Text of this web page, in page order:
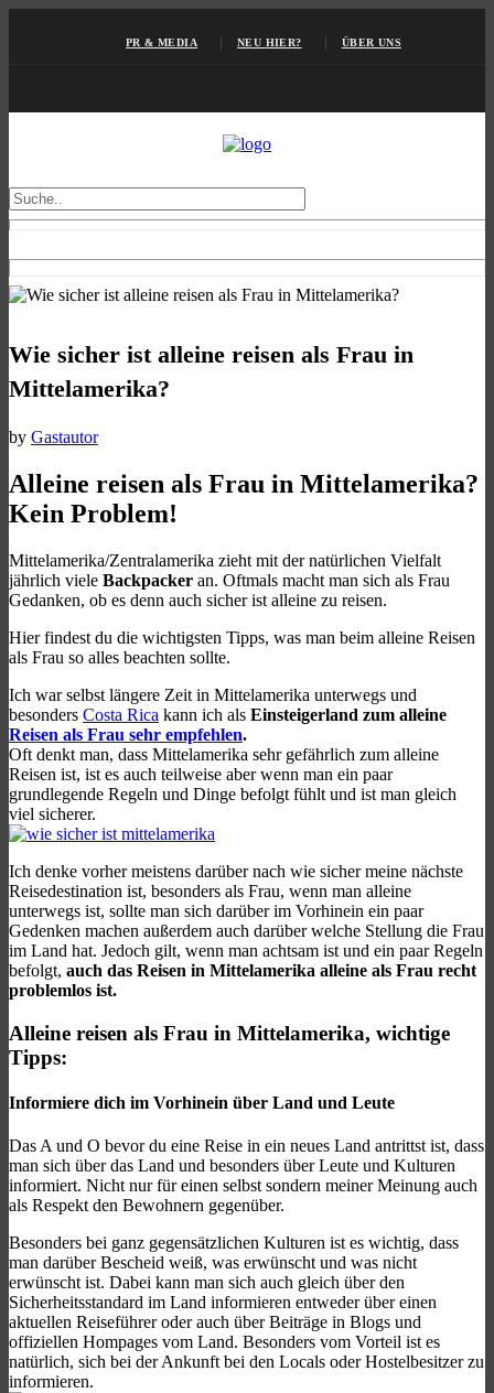
PR & MEDIA NEU HIER? ÜBER UNS
Wie sicher ist alleine reisen als Frau in
Mittelamerika?
by Gastautor
Alleine reisen als Frau in Mittelamerika?
Kein Problem!
Mittelamerika/Zentralamerika zieht mit der natürlichen Vielfalt
jährlich viele Backpacker an. Oftmals macht man sich als Frau
Gedanken, ob es denn auch sicher ist alleine zu reisen.
Hier findest du die wichtigsten Tipps, was man beim alleine Reisen
als Frau so alles beachten sollte.
Ich war selbst längere Zeit in Mittelamerika unterwegs und
besonders Costa Rica kann ich als Einsteigerland zum alleine
Reisen als Frau sehr empfehlen.
Oft denkt man, dass Mittelamerika sehr gefährlich zum alleine
Reisen ist, ist es auch teilweise aber wenn man ein paar
grundlegende Regeln und Dinge befolgt fühlt und ist man gleich
viel sicherer.
Ich denke vorher meistens darüber nach wie sicher meine nächste
Reisedestination ist, besonders als Frau, wenn man alleine
unterwegs ist, sollte man sich darüber im Vorhinein ein paar
Gedenken machen außerdem auch darüber welche Stellung die Frau
im Land hat. Jedoch gilt, wenn man achtsam ist und ein paar Regeln
befolgt, auch das Reisen in Mittelamerika alleine als Frau recht
problemlos ist.
Alleine reisen als Frau in Mittelamerika, wichtige
Tipps:
Informiere dich im Vorhinein über Land und Leute
Das A und O bevor du eine Reise in ein neues Land antrittst ist, dass
man sich über das Land und besonders über Leute und Kulturen
informiert. Nicht nur für einen selbst sondern meiner Meinung auch
als Respekt den Bewohnern gegenüber.
Besonders bei ganz gegensätzlichen Kulturen ist es wichtig, dass
man darüber Bescheid weiß, was erwünscht und was nicht
erwünscht ist. Dabei kann man sich auch gleich über den
Sicherheitsstandard im Land informieren entweder über einen
aktuellen Reiseführer oder auch über Beiträge in Blogs und
offiziellen Hompages vom Land. Besonders vom Vorteil ist es
natürlich, sich bei der Ankunft bei den Locals oder Hostelbesitzer zu
informieren.